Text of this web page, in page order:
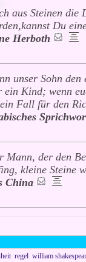
aus Steinen die
Du
Herboth
unser Sohn
ein Kind; wenn
Fall für den
Mann, der den
kleine Steine
China
regel william